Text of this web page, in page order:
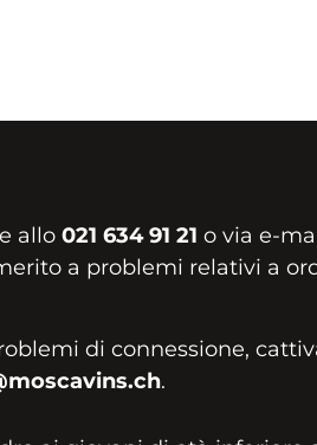
allo 021 634 91 21 o via e-
a problemi relativi a
di connessione,
.